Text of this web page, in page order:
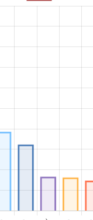
a breve termine
Questa serie
dei conti finanziari
netti di IDE sono